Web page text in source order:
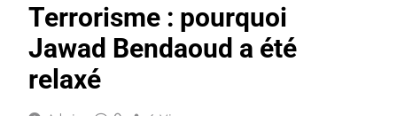
Terrorisme : pourquoi
Jawad Bendaoud a été
relaxé